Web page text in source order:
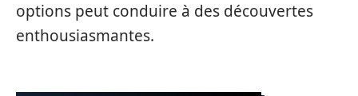
options peut conduire à des découvertes
enthousiasmantes.